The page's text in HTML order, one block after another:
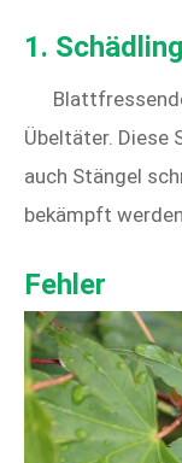
1.
Übeltäter. Diese
auch Stängel
bekämpft
Fehler